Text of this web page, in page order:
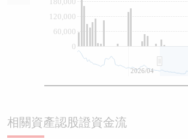
0
60,000
120,000
2026/04
相關資產認股證資金流